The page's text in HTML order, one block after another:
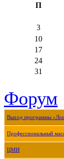
П
3
10
17
24
31
Форум
Выход программы
Профессиональный
ЦМИ